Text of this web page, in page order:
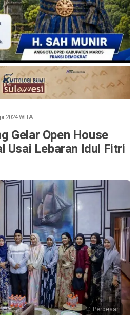
2024WITA
Gelar Open House
Usai Lebaran Idul Fitri
Perbesar